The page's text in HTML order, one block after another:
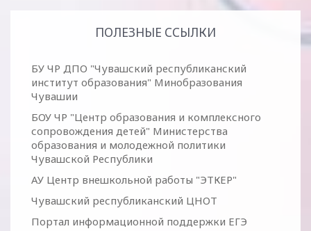
ПОЛЕЗНЫЕ ССЫЛКИ
БУ ЧР ДПО "Чувашский республиканский
институт образования" Минобразования
Чувашии
БОУ ЧР "Центр образования и комплексного
сопровождения детей" Министерства
образования и молодежной политики
Чувашской Республики
АУ Центр внешкольной работы "ЭТКЕР"
Чувашский республиканский ЦНОТ
Портал информационной поддержки ЕГЭ